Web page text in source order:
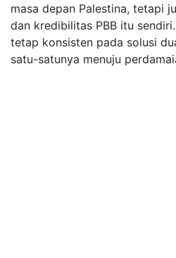
masa depan Palestina, tetapi
dan kredibilitas PBB itu
tetap konsisten pada solusi
satu-satunya menuju